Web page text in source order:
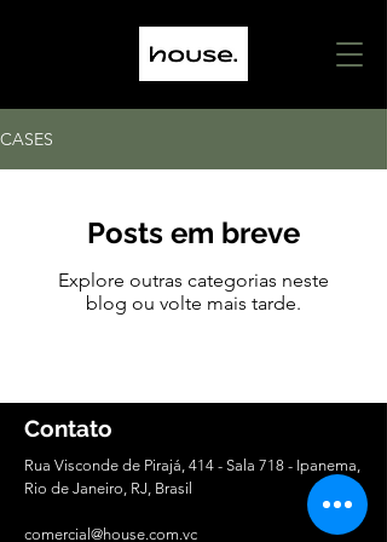
CASES
Posts em breve
Explore outras categorias neste
blog ou volte mais tarde.
Contato
Rua Visconde de Pirajá, 414 - Sala 718 - Ipanema,
Rio de Janeiro, RJ, Brasil
comercial@house.com.vc